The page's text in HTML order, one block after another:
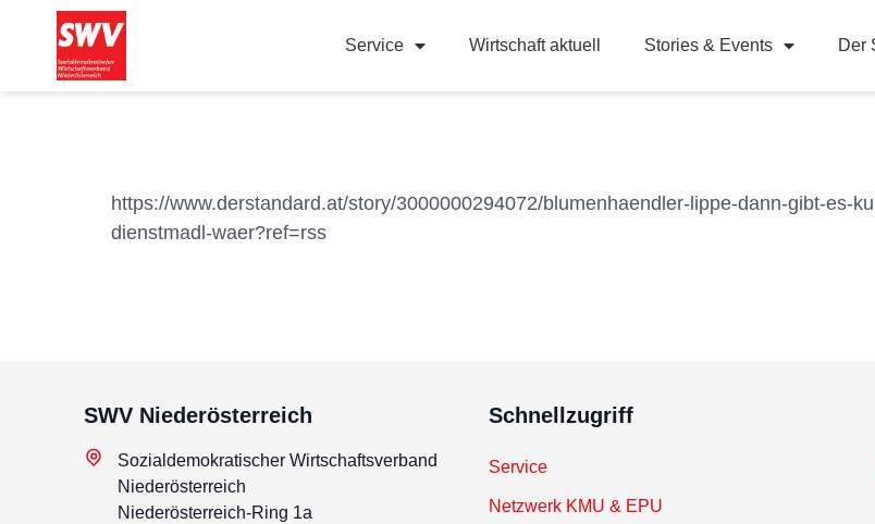
Service Wirtschaft aktuell Stories & Events Der
https://www.derstandard.at/story/3000000294072/blumenhaendler-lippe-dann-gibt-es-
dienstmadl-waer?ref=rss
SWV Niederösterreich
Sozialdemokratischer Wirtschaftsverband
Niederösterreich
Niederösterreich-Ring 1a
Schnellzugriff
Service
Netzwerk KMU & EPU